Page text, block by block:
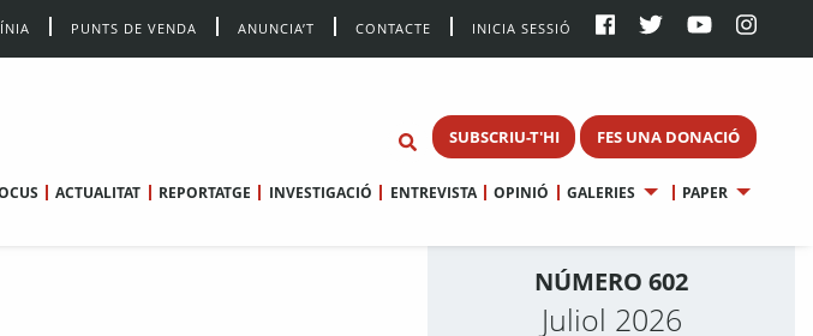
PUNTS DE VENDA ANUNCIA’T CONTACTE INICIA SESSIÓ
SUBSCRIU-T'HI FES UNA DONACIÓ
ACTUALITAT REPORTATGE INVESTIGACIÓ ENTREVISTA OPINIÓ GALERIES PAPER
NÚMERO 602
Juliol 2026